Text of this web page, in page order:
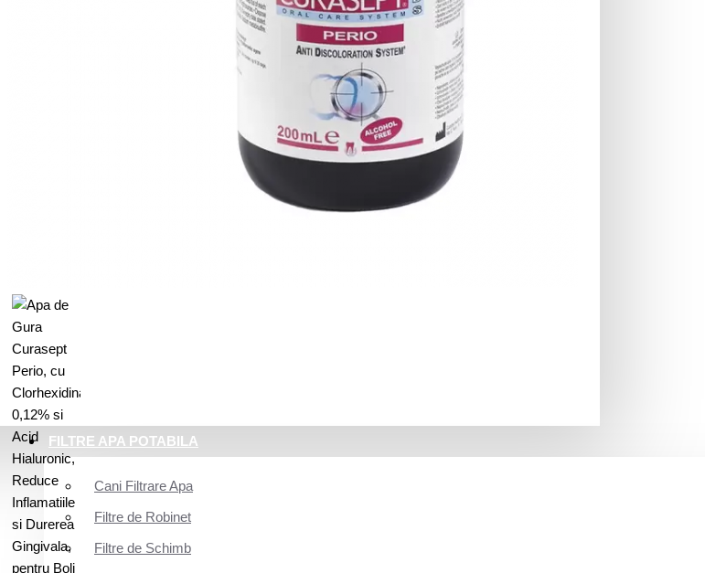
FILTRE APA POTABILA
Cani Filtrare Apa
Filtre de Robinet
Filtre de Schimb